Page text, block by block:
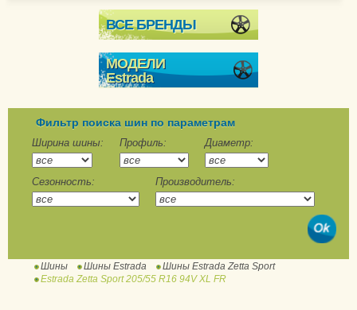
ВСЕ БРЕНДЫ
МОДЕЛИ
Estrada
Winterri Wolf Energy
Foremost
Sprint
Zetta Sport
Фильтр поиска шин по параметрам
Ширина шины: Профиль: Диаметр:
Сезонность: Производитель:
Шины Шины Estrada
Шины Estrada Zetta Sport
Estrada Zetta Sport 205/55 R16 94V XL FR